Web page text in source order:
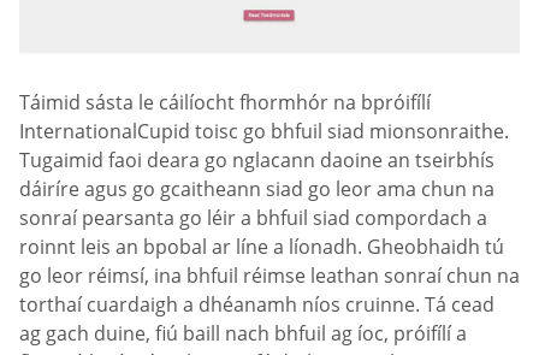
Táimid sásta le cáilíocht fhormhór na bpróifílí
InternationalCupid toisc go bhfuil siad mionsonraithe.
Tugaimid faoi deara go nglacann daoine an tseirbhís
dáiríre agus go gcaitheann siad go leor ama chun na
sonraí pearsanta go léir a bhfuil siad compordach a
roinnt leis an bpobal ar líne a líonadh. Gheobhaidh tú
go leor réimsí, ina bhfuil réimse leathan sonraí chun na
torthaí cuardaigh a dhéanamh níos cruinne. Tá cead
ag gach duine, fiú baill nach bhfuil ag íoc, próifílí a